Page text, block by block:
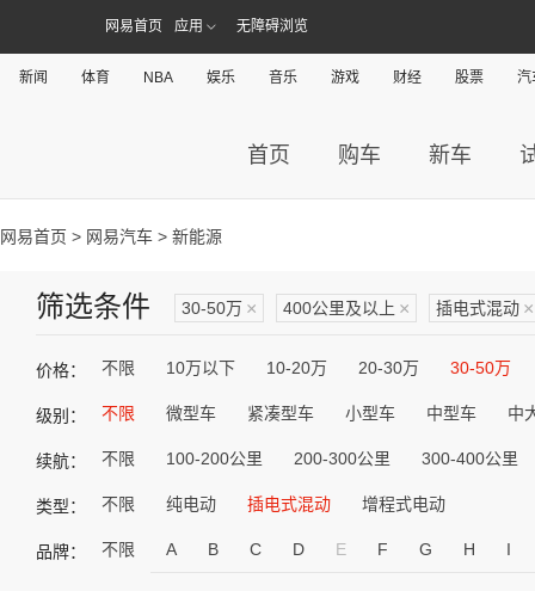
网易首页 应用 无障碍浏览
新闻 体育 NBA 娱乐 音乐 游戏 财经 股票 汽
首页 购车 新车
网易首页 > 网易汽车 > 新能源
筛选条件 30-50万 × 400公里及以上 × 插电式混动 ×
价格： 不限 10万以下 10-20万 20-30万 30-50万
级别： 不限 微型车 紧凑型车 小型车 中型车 中
续航： 不限 100-200公里 200-300公里 300-400公里
类型： 不限 纯电动 插电式混动 增程式电动
品牌： 不限 A B C D E F G H I